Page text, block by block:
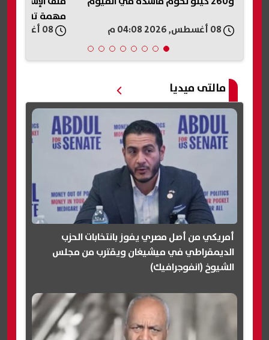
مهمة تشمل
مالتى ميديا
أمريكي من أصل مصري يفوز بانتخابات الحزب
الديمقراطي في ميشيغان ويقترب من مجلس
الشيوخ (انفوجرافيك)